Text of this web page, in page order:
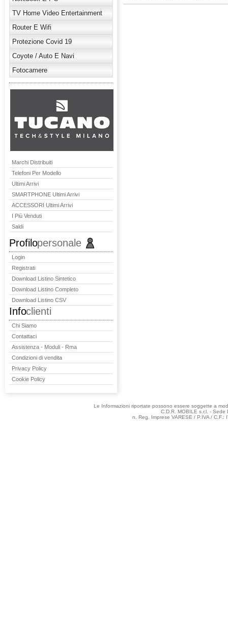
TV Home Video Entertainment
Router E Wifi
Protezione Covid 19
Coyote / Auto E Navi
Fotocamere
Marchi Distribuiti
Telefoni Per Modello
Ultimi Arrivi
SMARTPHONE Ultimi Arrivi
ACCESSORI Ultimi Arrivi
I Più Venduti
Saldi
Profilopersonale
Login
Registrati
Download Listino Sintetico
Download Listino Completo
Download Listino CSV
Infoclienti
Chi Siamo
Contattaci
Assistenza - Moduli - Rma
Condizioni di vendita
Privacy Policy
Cookie Policy
Le Informazioni riportate possono essere soggette a
C.D.R. MOBILE s.r.l. -
n. Reg. Imprese VARESE / P.IVA /